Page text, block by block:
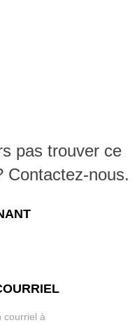
pas trouver ce
Contactez-nous.
courriel à